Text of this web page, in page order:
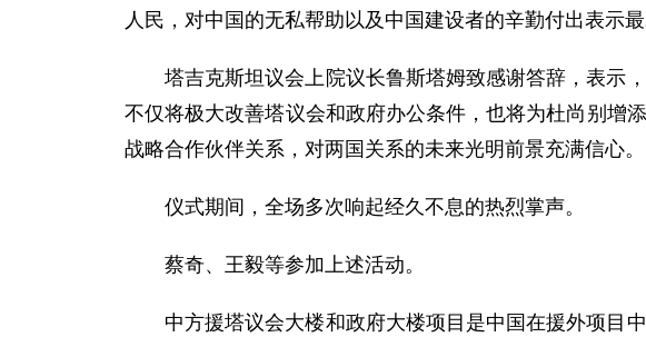
人民，对中国的无私帮助以及中国建设者的辛勤付出表示最
塔吉克斯坦议会上院议长鲁斯塔姆致感谢答辞，表示
不仅将极大改善塔议会和政府办公条件，也将为杜尚别增
战略合作伙伴关系，对两国关系的未来光明前景充满信心。
仪式期间，全场多次响起经久不息的热烈掌声。
蔡奇、王毅等参加上述活动。
中方援塔议会大楼和政府大楼项目是中国在援外项目